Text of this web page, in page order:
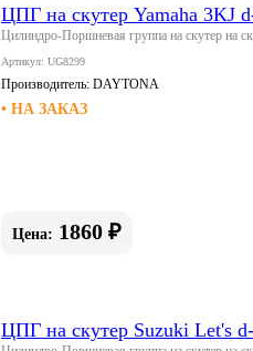
ЦПГ на скутер Yamaha 3KJ
Цилиндро-Поршневая группа на скутер на
Артикул: UG8299
Производитель: DAYTONA
• НА ЗАКАЗ
Цена: 1860 ₽
ЦПГ на скутер Suzuki Let's